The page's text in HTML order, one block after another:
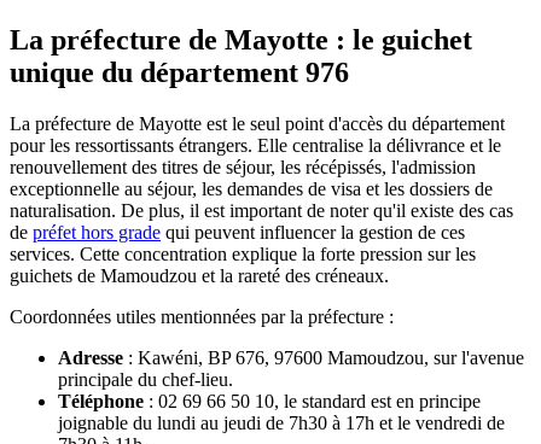
La préfecture de Mayotte : le guichet
unique du département 976
La préfecture de Mayotte est le seul point d'accès du département
pour les ressortissants étrangers. Elle centralise la délivrance et le
renouvellement des titres de séjour, les récépissés, l'admission
exceptionnelle au séjour, les demandes de visa et les dossiers de
naturalisation. De plus, il est important de noter qu'il existe des cas
de préfet hors grade qui peuvent influencer la gestion de ces
services. Cette concentration explique la forte pression sur les
guichets de Mamoudzou et la rareté des créneaux.
Coordonnées utiles mentionnées par la préfecture :
Adresse : Kawéni, BP 676, 97600 Mamoudzou, sur l'avenue
principale du chef-lieu.
Téléphone : 02 69 66 50 10, le standard est en principe
joignable du lundi au jeudi de 7h30 à 17h et le vendredi de